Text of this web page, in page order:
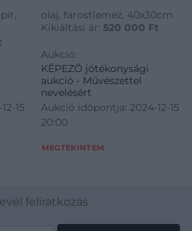
15
olaj, farostlemez, 40x30cm
Kikiáltási ár: 520 000 Ft
Aukció:
KÉPEZŐ jótékonysági
aukció - Művészettel
nevelésért
Aukció időpontja: 2024-12-15
20:00
MEGTEKINTEM
feliratkozás